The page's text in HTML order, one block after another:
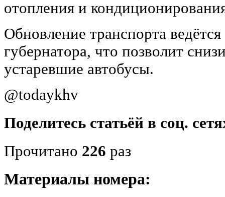
отопления и
Обновление транспорта
губернатора, что позволит
устаревшие автобусы.
@todaykhv
Поделитесь статьёй в соц.
Прочитано 226 раз
Материалы номера: